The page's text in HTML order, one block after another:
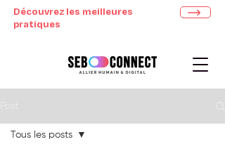
Découvrez les meilleures
pratiques
Tous les posts